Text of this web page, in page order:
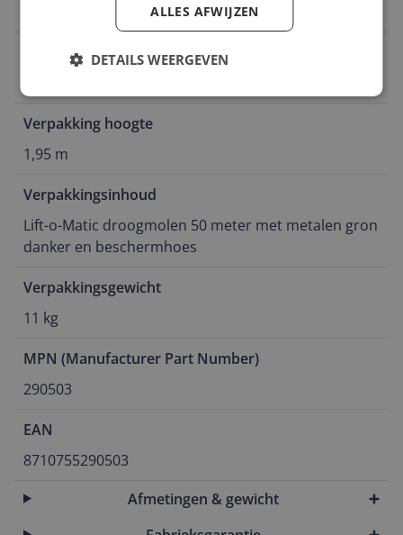
Verpakking breedte
Verpakking hoogte
1,95 m
Verpakkingsinhoud
Lift-o-Matic droogmolen 50 meter met metalen gron
danker en beschermhoes
Verpakkingsgewicht
11 kg
MPN (Manufacturer Part Number)
290503
EAN
8710755290503
Afmetingen & gewicht
ALLES AFWIJZEN
DETAILS WEERGEVEN